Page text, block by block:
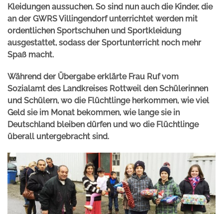
Kleidungen aussuchen. So sind nun auch die Kinder, die
an der GWRS Villingendorf unterrichtet werden mit
ordentlichen Sportschuhen und Sportkleidung
ausgestattet, sodass der Sportunterricht noch mehr
Spaß macht.
Während der Übergabe erklärte Frau Ruf vom
Sozialamt des Landkreises Rottweil den Schülerinnen
und Schülern, wo die Flüchtlinge herkommen, wie viel
Geld sie im Monat bekommen, wie lange sie in
Deutschland bleiben dürfen und wo die Flüchtlinge
überall untergebracht sind.